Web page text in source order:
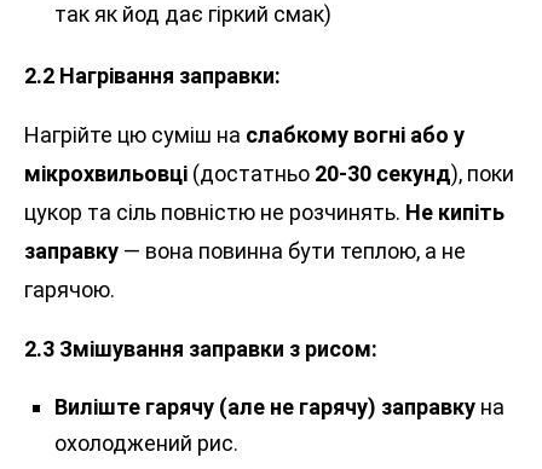
так як йод дає гіркий смак)
2.2 Нагрівання заправки:
Нагрійте цю суміш на слабкому вогні або у
мікрохвильовці (достатньо 20-30 секунд), поки
цукор та сіль повністю не розчинять. Не кипіть
заправку — вона повинна бути теплою, а не
гарячою.
2.3 Змішування заправки з рисом:
Виліште гарячу (але не гарячу) заправку на
охолоджений рис.